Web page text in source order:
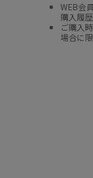
WEB会
購入履
ご購入
場合に